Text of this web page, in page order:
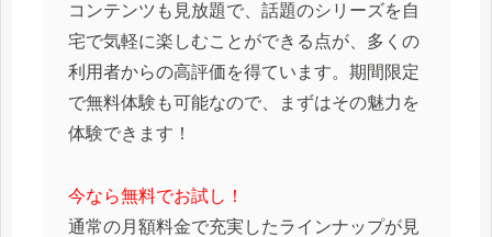
コンテンツも見放題で、話題のシリーズを自
宅で気軽に楽しむことができる点が、多くの
利用者からの高評価を得ています。期間限定
で無料体験も可能なので、まずはその魅力を
体験できます！
今なら無料でお試し！
通常の月額料金で充実したラインナップが見